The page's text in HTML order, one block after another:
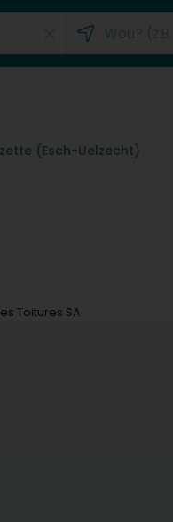
(Esch-Uelzecht)
Toitures SA